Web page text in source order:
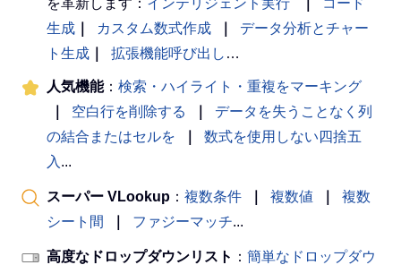
生成
カスタム数式作成
データ分析とチャー
ト生成
拡張機能呼び出し …
人気機能： 検索・ハイライト・重複をマーキング
空白行を削除する
データを失うことなく列
の結合またはセルを
数式を使用しない四捨五
入 ...
スーパー VLookup ： 複数条件 複数値
複数
シート間
ファジーマッチ...
高度なドロップダウンリスト ： 簡単なドロップダウ